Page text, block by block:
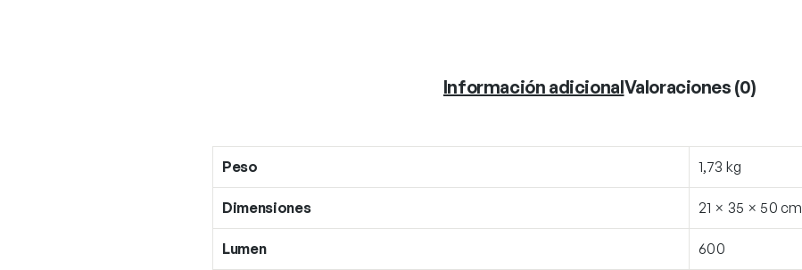
Información adicionalValoraciones (0)
Peso 1,73 kg
Dimensiones 21 × 35 × 50 cm
Lumen 600